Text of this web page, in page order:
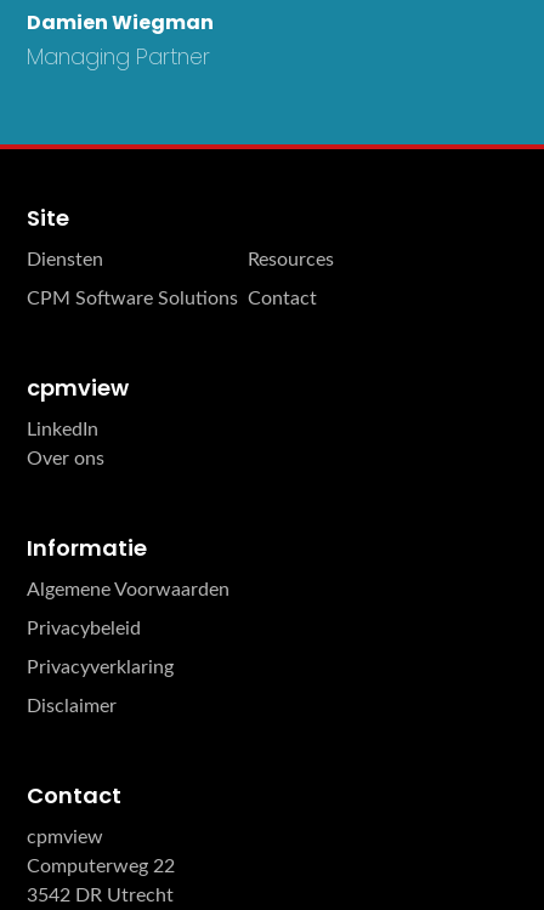
Damien Wiegman
Managing Partner
Site
Diensten
Resources
CPM Software Solutions Contact
cpmview
LinkedIn
Over ons
Informatie
Algemene Voorwaarden
Privacybeleid
Privacyverklaring
Disclaimer
Contact
cpmview
Computerweg 22
3542 DR Utrecht